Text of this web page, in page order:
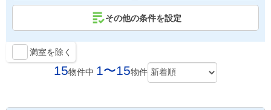
その他の条件を設定
満室を除く
15物件中 1〜15物件